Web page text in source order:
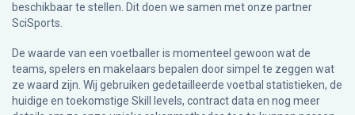
beschikbaar te stellen. Dit doen we samen met onze partner
SciSports
De waarde van een voetballer is momenteel gewoon wat de
teams, spelers en makelaars bepalen door simpel te zeggen wat
ze waard zijn. Wij gebruiken gedetailleerde voetbal statistieken, de
huidige en toekomstige Skill levels, contract data en nog meer